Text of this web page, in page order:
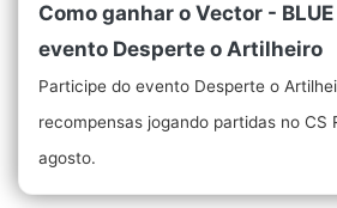
Como ganhar o Vector -
evento Desperte o Artilheiro
Participe do evento Desperte o
recompensas jogando partidas no CS
agosto.